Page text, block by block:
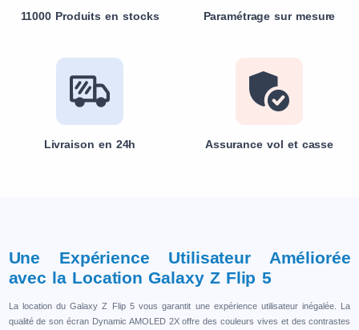
11000 Produits en stocks Paramétrage sur mesure
Livraison en 24h Assurance vol et casse
Une Expérience Utilisateur Améliorée
avec la Location Galaxy Z Flip 5
La location du Galaxy Z Flip 5 vous garantit une expérience utilisateur inégalée. La
qualité de son écran Dynamic AMOLED 2X offre des couleurs vives et des contrastes